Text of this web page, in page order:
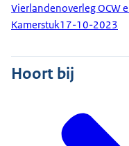
Vierlandenoverleg OCW
Kamerstuk17-10-2023
Hoort bij